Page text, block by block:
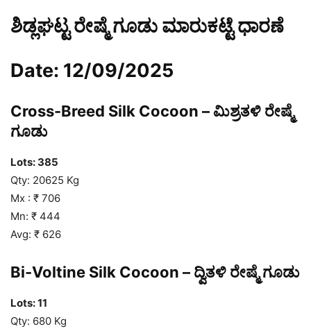
ಶಿಡ್ಲಘಟ್ಟ ರೇಷ್ಮೆ ಗೂಡು ಮಾರುಕಟ್ಟೆ ಧಾರಣೆ
Date: 12/09/2025
Cross-Breed Silk Cocoon – ಮಿಶ್ರತಳಿ ರೇಷ್ಮೆ
ಗೂಡು
Lots: 385
Qty: 20625 Kg
Mx : ₹ 706
Mn: ₹ 444
Avg: ₹ 626
Bi-Voltine Silk Cocoon – ದ್ವಿತಳಿ ರೇಷ್ಮೆ ಗೂಡು
Lots: 11
Qty: 680 Kg